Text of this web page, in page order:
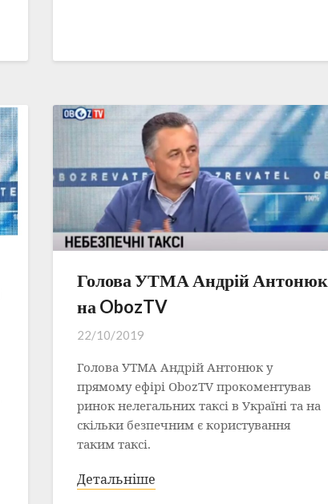
Голова УТМА Андрій Антонюк
на ObozTV
22/10/2019
Голова УТМА Андрій Антонюк у
прямому ефірі ObozTV прокоментував
ринок нелегальних таксі в Україні та на
скільки безпечним є користування
таким таксі.
Детальніше